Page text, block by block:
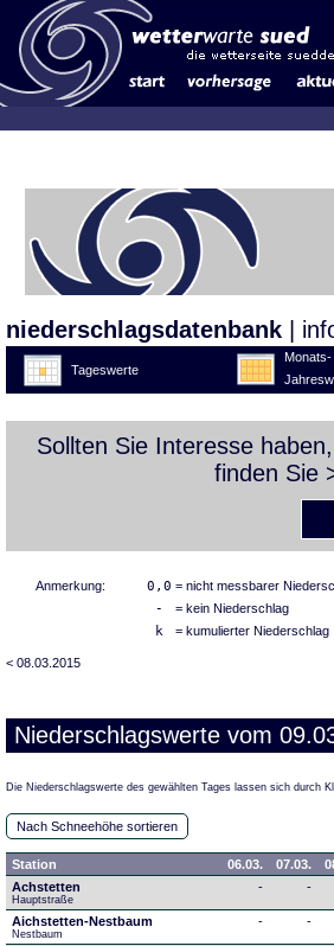
niederschlagsdatenbank
Tageswerte
Monats-
Sollten Sie Interesse
finden Sie
Anmerkung: 0,0 = nicht messbarer
- = kein Niederschlag
k = kumulierter Niederschlag
< 08.03.2015
Niederschlagswerte vom
Die Niederschlagswerte des gewählten Tages lassen sich durch
Nach Schneehöhe sortieren
Station 06.03. 07.03.
Achstetten
Hauptstraße
- -
Aichstetten-Nestbaum
Nestbaum
- -